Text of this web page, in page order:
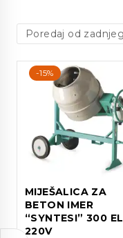
-15%
MIJEŠALICA ZA
BETON IMER
“SYNTESI” 300 EL
220V